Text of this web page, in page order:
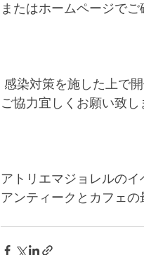
またはホームページでご
感染対策を施した上で
ご協力宜しくお願い致し
アトリエマジョレルの
アンティークとカフェ